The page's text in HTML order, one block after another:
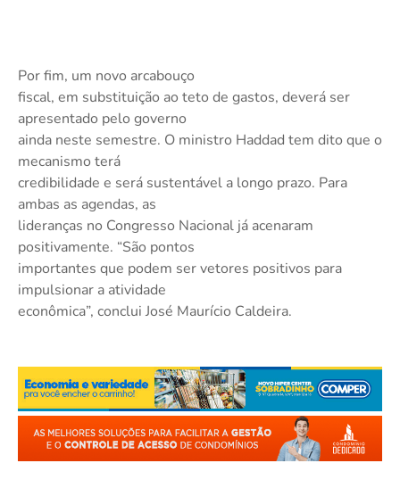
Por fim, um novo arcabouço
fiscal, em substituição ao teto de gastos, deverá ser
apresentado pelo governo
ainda neste semestre. O ministro Haddad tem dito que o
mecanismo terá
credibilidade e será sustentável a longo prazo. Para
ambas as agendas, as
lideranças no Congresso Nacional já acenaram
positivamente. “São pontos
importantes que podem ser vetores positivos para
impulsionar a atividade
econômica”, conclui José Maurício Caldeira.